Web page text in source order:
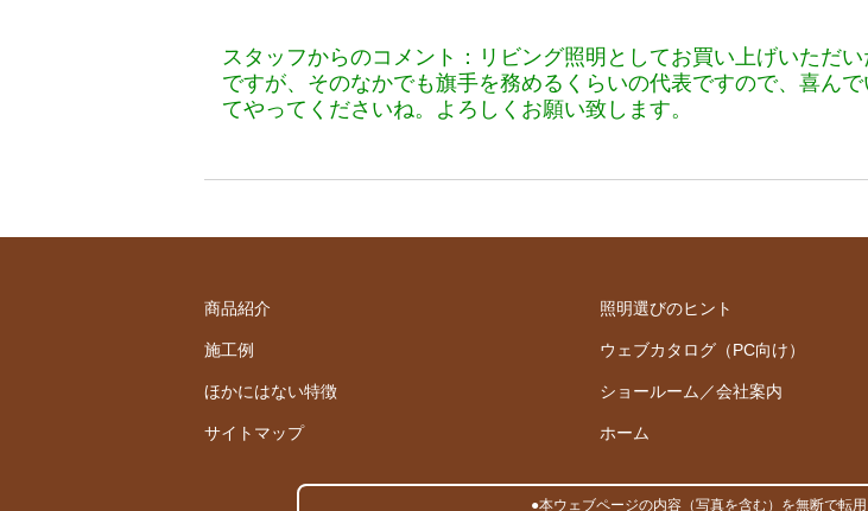
スタッフからのコメント：リビング照明としてお買い上げいただ
ですが、そのなかでも旗手を務めるくらいの代表ですので、喜ん
てやってくださいね。よろしくお願い致します。
商品紹介 照明選びのヒント
施工例 ウェブカタログ（PC向け）
ほかにはない特徴 ショールーム／会社案内
サイトマップ ホーム
●本ウェブページの内容（写真を含む）を無断で転